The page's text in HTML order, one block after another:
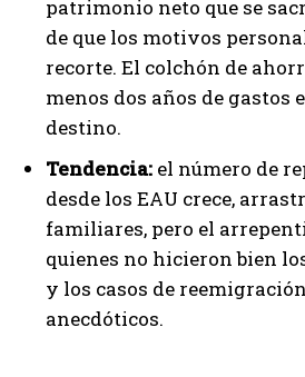
patrimonio neto que se
de que los motivos
recorte. El colchón de
menos dos años de gastos
destino.
Tendencia: el número de
desde los EAU crece,
familiares, pero el
quienes no hicieron bien
y los casos de
anecdóticos.